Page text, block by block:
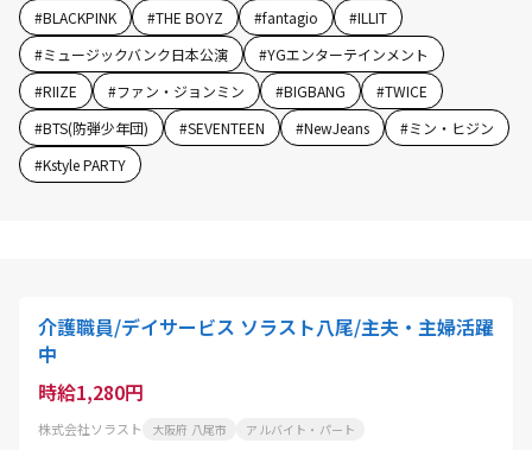
#BLACKPINK #THE BOYZ #fantagio #ILLIT
#ミュージックバンク日本公演 #YGエンターテインメント
#RIIZE #ファン・ジョンミン #BIGBANG #TWICE
#BTS(防弾少年団) #SEVENTEEN #NewJeans #ミン・ヒジン
#Kstyle PARTY
介護職員/デイサービス ソラスト八尾/主夫・主婦活躍
中
時給1,280円
株式会社ソラスト 大阪府 八尾市 アルバイト・パート